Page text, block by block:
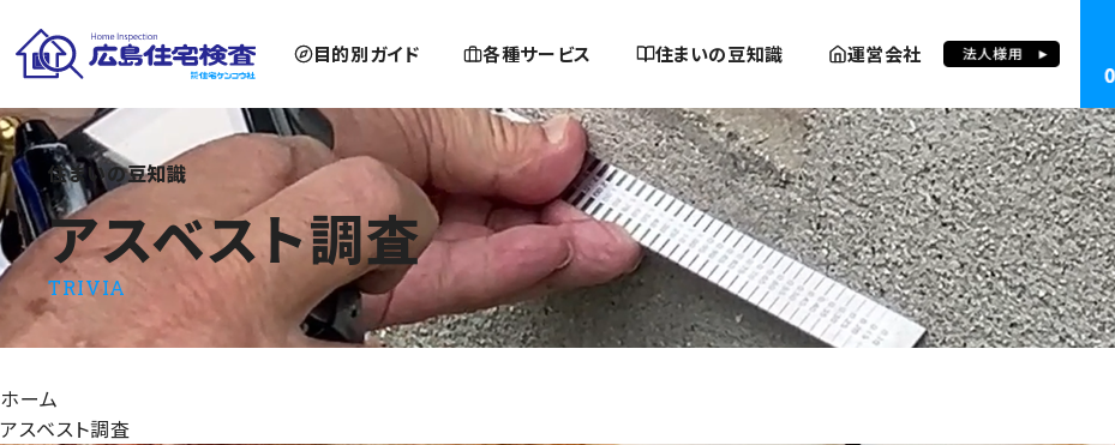
目的別ガイド 各種サービス 住まいの豆知識 運営会社
アスベスト調査
住まいの豆知識
アスベスト調査
TRIVIA
ホーム
アスベスト調査